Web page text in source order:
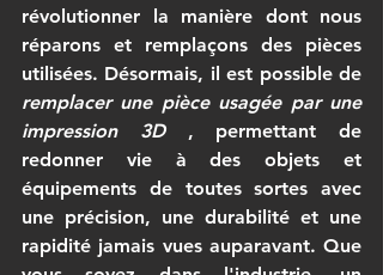
révolutionner la manière dont nous
réparons et remplaçons des pièces
remplacer une pièce usagée par une
impression 3D , permettant de
redonner vie à des objets et
équipements de toutes sortes avec
une précision, une durabilité et une
rapidité jamais vues auparavant. Que